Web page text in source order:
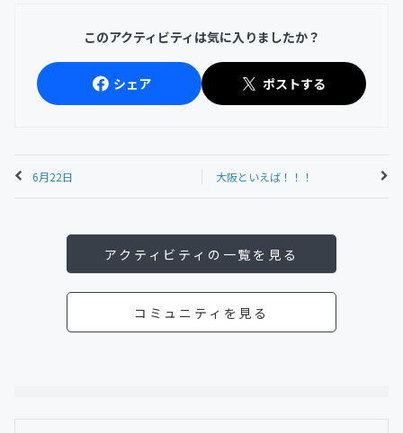
このアクティビティは気に入りましたか？
シェア ポストする
6月22日 大阪といえば！！！
アクティビティの一覧を見る
コミュニティを見る